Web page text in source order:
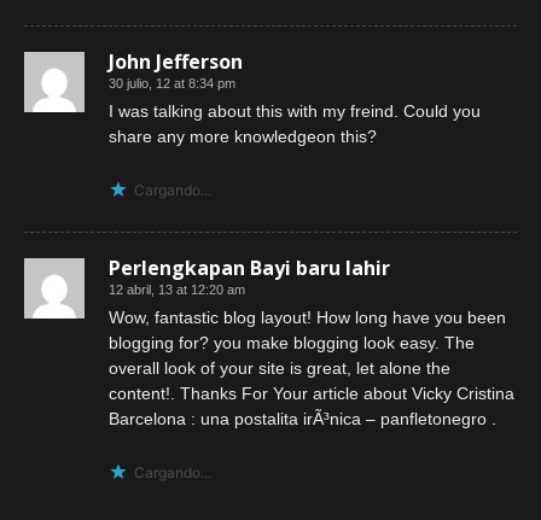
John Jefferson
30 julio, 12 at 8:34 pm
I was talking about this with my freind. Could you
share any more knowledgeon this?
Cargando...
Perlengkapan Bayi baru lahir
12 abril, 13 at 12:20 am
Wow, fantastic blog layout! How long have you been
blogging for? you make blogging look easy. The
overall look of your site is great, let alone the
content!. Thanks For Your article about Vicky Cristina
Barcelona : una postalita irÃ³nica – panfletonegro .
Cargando...